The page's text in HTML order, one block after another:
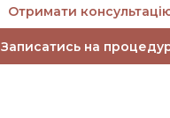
Отримати
Записатись на